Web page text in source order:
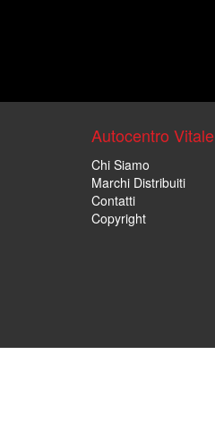
Autocentro Vitale
Chi Siamo
Marchi Distribuiti
Contatti
Copyright